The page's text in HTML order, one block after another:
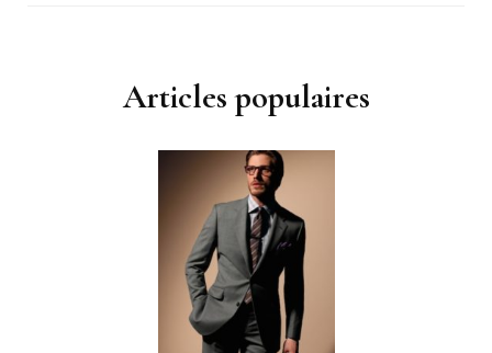
Articles populaires